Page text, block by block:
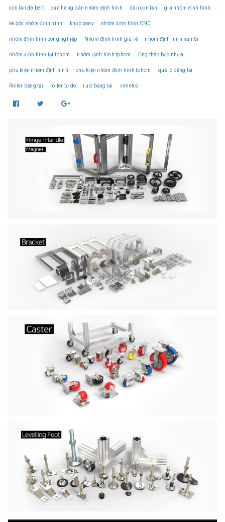
con lăn đỡ belt cửa hàng bán nhôm định hình dàn con lăn giá nhôm định hình
ke góc nhôm định hình khớp xoay nhôm định hình CNC
nhôm định hình công nghiệp Nhôm định hình giá rẻ nhôm định hình hà nội
nhôm định hình tại tphcm nhôm định hình tphcm Ống thép bọc nhựa
phụ kiện nhôm định hình phụ kiện nhôm định hình tphcm quả lô băng tải
Roller băng tải roller tự do rulo băng tải vimetco